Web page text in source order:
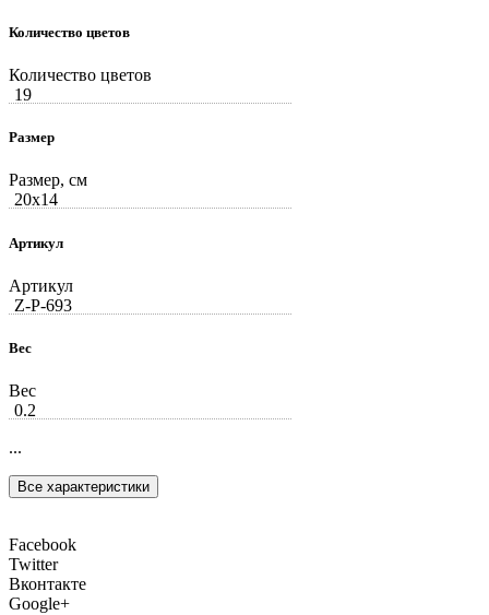
Количество цветов
Количество цветов
19
Размер
Размер, см
20x14
Артикул
Артикул
Z-Р-693
Вес
Вес
0.2
...
Все характеристики
Facebook
Twitter
Вконтакте
Google+